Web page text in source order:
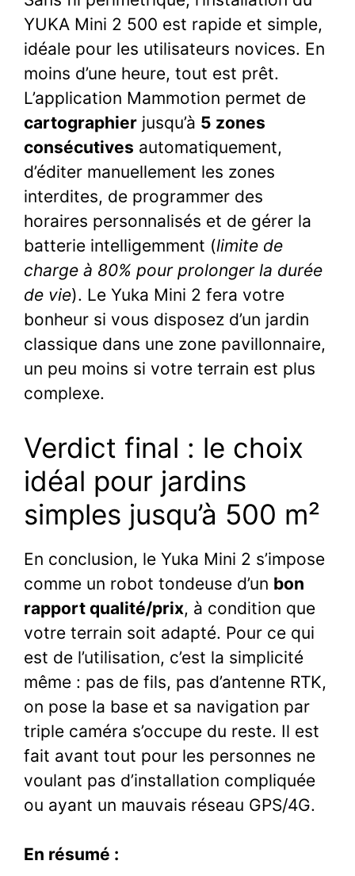
YUKA Mini 2 500 est rapide et simple,
idéale pour les utilisateurs novices. En
moins d’une heure, tout est prêt.
L’application Mammotion permet de
cartographier jusqu’à 5 zones
consécutives automatiquement,
d’éditer manuellement les zones
interdites, de programmer des
horaires personnalisés et de gérer la
batterie intelligemment (limite de
charge à 80% pour prolonger la durée
de vie). Le Yuka Mini 2 fera votre
bonheur si vous disposez d’un jardin
classique dans une zone pavillonnaire,
un peu moins si votre terrain est plus
complexe.
Verdict final : le choix
idéal pour jardins
simples jusqu’à 500 m²
En conclusion, le Yuka Mini 2 s’impose
comme un robot tondeuse d’un bon
rapport qualité/prix, à condition que
votre terrain soit adapté. Pour ce qui
est de l’utilisation, c’est la simplicité
même : pas de fils, pas d’antenne RTK,
on pose la base et sa navigation par
triple caméra s’occupe du reste. Il est
fait avant tout pour les personnes ne
voulant pas d’installation compliquée
ou ayant un mauvais réseau GPS/4G.
En résumé :